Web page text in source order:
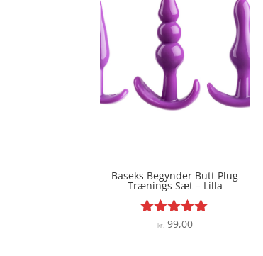
Baseks Begynder Butt Plug
Trænings Sæt – Lilla
Vurderet
kr. 99,00